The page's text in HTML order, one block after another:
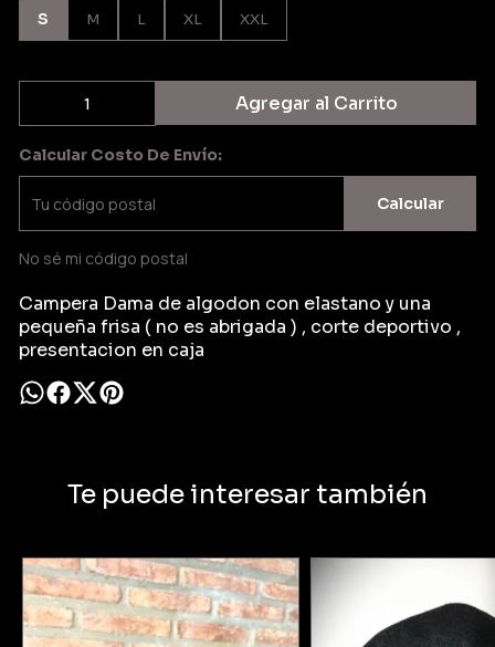
S M L XL XXL
Agregar al Carrito
Calcular Costo De Envío:
Calcular
No sé mi código postal
Campera Dama de algodon con elastano y una
pequeña frisa ( no es abrigada ) , corte deportivo ,
presentacion en caja
Te puede interesar también